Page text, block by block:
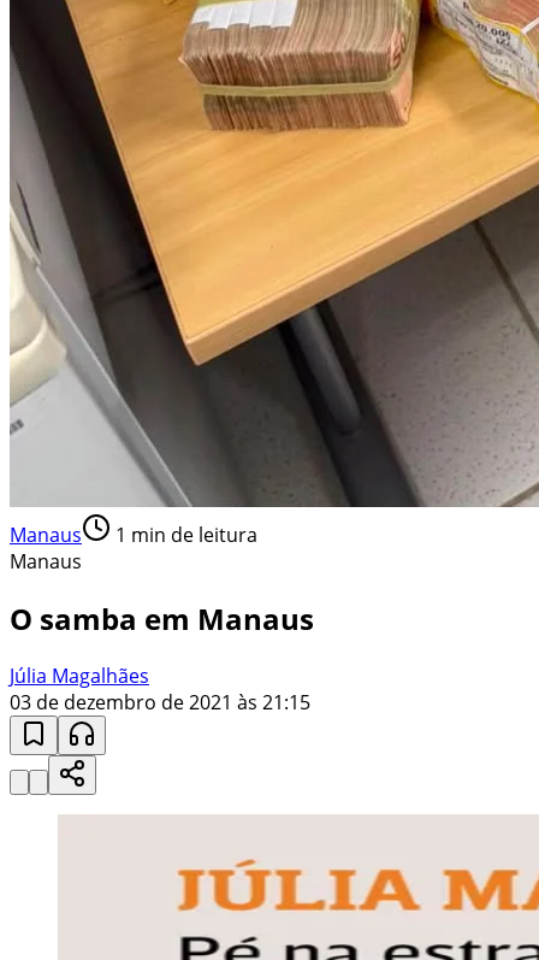
Manaus 1 min de leitura
Manaus
O samba em Manaus
Júlia Magalhães
03 de dezembro de 2021 às 21:15